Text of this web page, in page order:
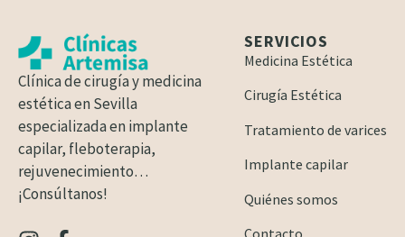
Clínica de cirugía y medicina
estética en Sevilla
especializada en implante
capilar, fleboterapia,
rejuvenecimiento…
¡Consúltanos!
SERVICIOS
Medicina Estética
Cirugía Estética
Tratamiento de varices
Implante capilar
Quiénes somos
Contacto